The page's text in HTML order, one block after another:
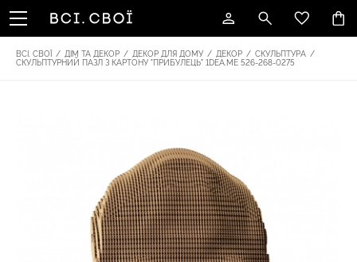
ВСІ. СВОЇ / ДІМ ТА ДЕКОР / ДЕКОР ДЛЯ ДОМУ / ДЕКОР / СКУЛЬПТУРА /
СКУЛЬПТУРНИЙ ПАЗЛ З КАРТОНУ "ПРИБУЛЕЦЬ" 1DEA.ME 526-268-0275